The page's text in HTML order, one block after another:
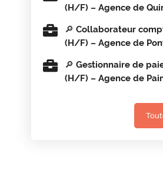
(H/F) – Agence de
🔎 Collaborateur
(H/F) – Agence de
🔎 Gestionnaire de
(H/F) – Agence de